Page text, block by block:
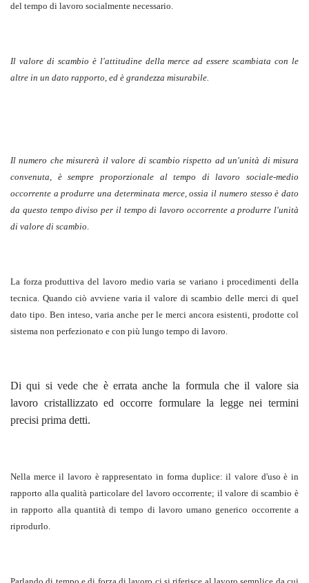
del tempo di lavoro socialmente necessario.
Il valore di scambio è l'attitudine della merce ad essere scambiata con le
altre in un dato rapporto, ed è grandezza misurabile.
Il numero che misurerà il valore di scambio rispetto ad un'unità di misura
convenuta, è sempre proporzionale al tempo di lavoro sociale-medio
occorrente a produrre una determinata merce, ossia il numero stesso è dato
da questo tempo diviso per il tempo di lavoro occorrente a produrre l'unità
di valore di scambio.
La forza produttiva del lavoro medio varia se variano i procedimenti della
tecnica. Quando ciò avviene varia il valore di scambio delle merci di quel
dato tipo. Ben inteso, varia anche per le merci ancora esistenti, prodotte col
sistema non perfezionato e con più lungo tempo di lavoro.
Di qui si vede che è errata anche la formula che il valore sia
lavoro cristallizzato ed occorre formulare la legge nei termini
precisi prima detti.
Nella merce il lavoro è rappresentato in forma duplice: il valore d'uso è in
rapporto alla qualità particolare del lavoro occorrente; il valore di scambio è
in rapporto alla quantità di tempo di lavoro umano generico occorrente a
riprodurlo.